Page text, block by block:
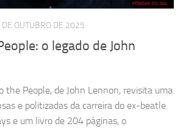
DE OUTUBRO DE 2025
o legado de John
the People, de John Lennon, revisita uma
e politizadas da carreira do ex-beatle.
e um livro de 204 páginas, o